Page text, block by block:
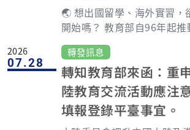
院學士以上畢業，有國際事
佳。 語文能力：多益分數達700分以上或其他
同等能力以上證明。如具備
益750以上或其他同等成績）
進行面試與簡報，經主管評
給每月1,500元以上（視級數而定
長：基礎電腦操作及網頁設
e文書處理。 其他條件：具良好溝通能力、態
🌏 想出國留學、海外實習，
開始嗎？ 教育部自96年起
畫」，鼓勵青年學子赴海外
國際視野、提升國際移動力
入了解學海計畫，教育部將
（五）下午2:30 舉辦成果分
畫學生代表親自分享海外學
程。 📅活動時間：115年9月4日（星期五）下
2026
07.28
轉發訊息
轉知教育部來函：重
陸教育交流活動應注
填報登錄平臺事宜。